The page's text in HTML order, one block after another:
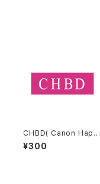
CHBD( Canon Happ
y BirthDay )ステッカ
ー
¥300